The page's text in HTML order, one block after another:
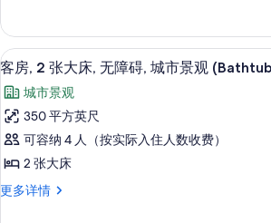
照
片
大
床
(City
&
Sunset
View)
的
所
有
2
张
大
(City
&
Sunset
View)
更
信
显
示
客
房,
2
张
大
高档床上用
7
客房, 2 张大床, 无障碍, 城市景观
城市景观
350 平方英尺
可容纳 4 人（按实际入住人数收费）
2 张大床
更多详情
客